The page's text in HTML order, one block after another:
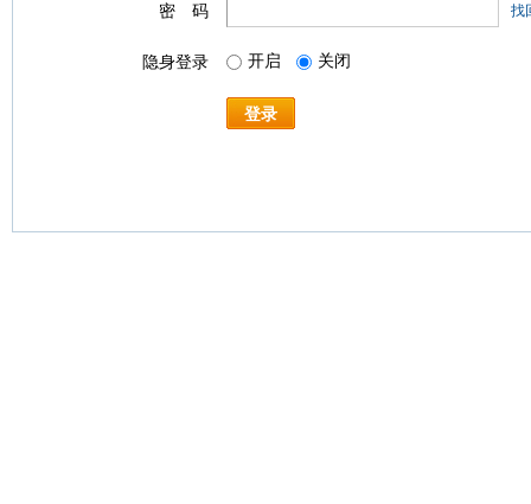
密 码 找
隐身登录 开启 关闭
登录